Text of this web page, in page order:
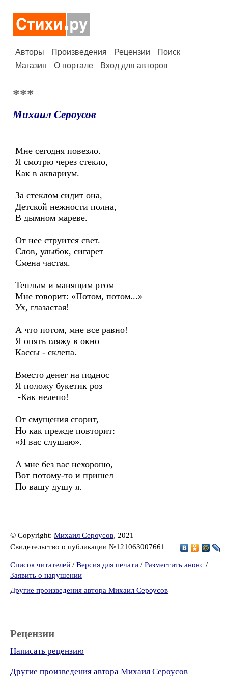
Авторы Произведения Рецензии
Поиск
Магазин
О портале Вход для авторов
***
Михаил Сероусов
Мне сегодня повезло.
Я смотрю через стекло,
Как в аквариум.
За стеклом сидит она,
Детской нежности полна,
В дымном мареве.
От нее струится свет.
Слов, улыбок, сигарет
Смена частая.
Теплым и манящим ртом
Мне говорит: «Потом, потом...»
Ух, глазастая!
А что потом, мне все равно!
Я опять гляжу в окно
Кассы - склепа.
Вместо денег на поднос
Я положу букетик роз
-Как нелепо!
От смущения сгорит,
Но как прежде повторит:
«Я вас слушаю».
А мне без вас нехорошо,
Вот потому-то и пришел
По вашу душу я.
© Copyright: Михаил Сероусов, 2021
Свидетельство о публикации №121063007661
Список читателей / Версия для печати / Разместить анонс /
Заявить о нарушении
Другие произведения автора Михаил Сероусов
Рецензии
Написать рецензию
Другие произведения автора Михаил Сероусов